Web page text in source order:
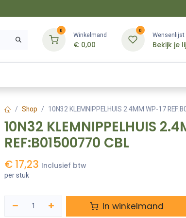
0
Winkelmand
€ 0,00
0
Wensenlijst
Bekijk je
Shop 10N32 KLEMNIPPELHUIS 2.4MM WP-17
10N32 KLEMNIPPELHUIS
REF:B01500770 CBL
€ 17,23 Inclusief btw
per stuk
In winkelmand